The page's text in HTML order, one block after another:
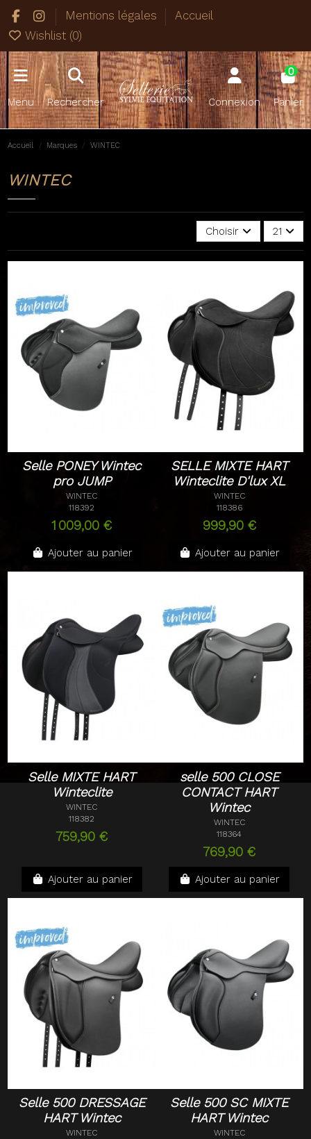
Mentions légales
Accueil
Wishlist (0)
Menu Rechercher Connexion
0
Panier
Accueil Marques WINTEC
WINTEC
Choisir 21
Selle PONEY Wintec
pro JUMP
WINTEC
118392
1 009,00 €
Ajouter au panier
SELLE MIXTE HART
Winteclite D'lux XL
WINTEC
118386
999,90 €
Ajouter au panier
Selle MIXTE HART
Winteclite
WINTEC
118382
759,90 €
Ajouter au panier
selle 500 CLOSE
CONTACT HART
Wintec
WINTEC
118364
769,90 €
Ajouter au panier
Selle 500 DRESSAGE
HART Wintec
WINTEC
Selle 500 SC MIXTE
HART Wintec
WINTEC